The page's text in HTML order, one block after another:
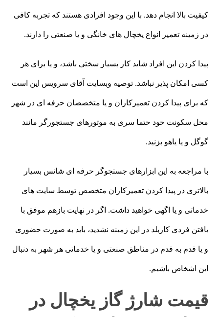
کیفیت بالا انجام دهد. با این وجود افرادی هستند که تجربه کافی
در زمینه تعمیر انواع یخچال های خانگی و یا صنعتی را دارند.
پیدا کردن این افراد شاید کار بسیار سختی باشد، و یا برای هر
کسی امکان پذیر نباشد. توصیه وبسایت آقای سرویس این است
که برای پیدا کردن تعمیرکاران و یا متخصصان حرفه ای در شهر
محل سکونت خود حتما سری به موتورهای جستجورگر مانند
گوگل و یا یاهو بزنید.
با مراجعه به این ابزارهای جستجوگر حرفه ای شانس بسیار
بالاتری در پیدا کردن تعمیرکاران متخصص توسط سایت های
خدماتی و یا اگهی خواهید داشت. اگر در نهایت بازهم موفق با
یافتن فردی کاربلد در این زمینه نشدید، باید به صورت حضوری
و یا قدم به قدم در مناطق صنعتی و یا خدماتی هر شهر به دنبال
این اشخاص باشیم.
قیمت شارژ گاز یخچال در